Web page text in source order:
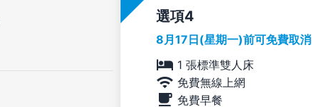
選項
8月17日(星期一)前可免費取消
1 張標準雙人床
免費無線上網
免費早餐